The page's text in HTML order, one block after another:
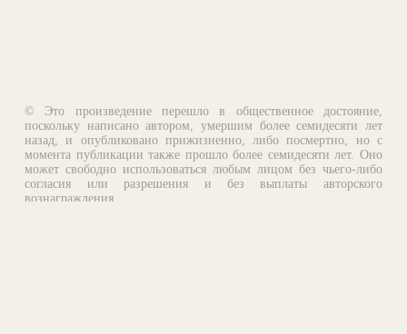
© Это произведение перешло в общественное достояние,
поскольку написано автором, умершим более семидесяти лет
назад, и опубликовано прижизненно, либо посмертно, но с
момента публикации также прошло более семидесяти лет. Оно
может свободно использоваться любым лицом без чьего-либо
согласия или разрешения и без выплаты авторского
вознаграждения.